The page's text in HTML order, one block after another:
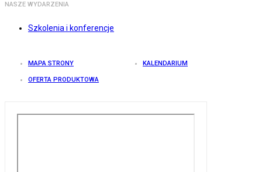
NASZE WYDARZENIA
Szkolenia i konferencje
MAPA STRONY KALENDARIUM
OFERTA PRODUKTOWA